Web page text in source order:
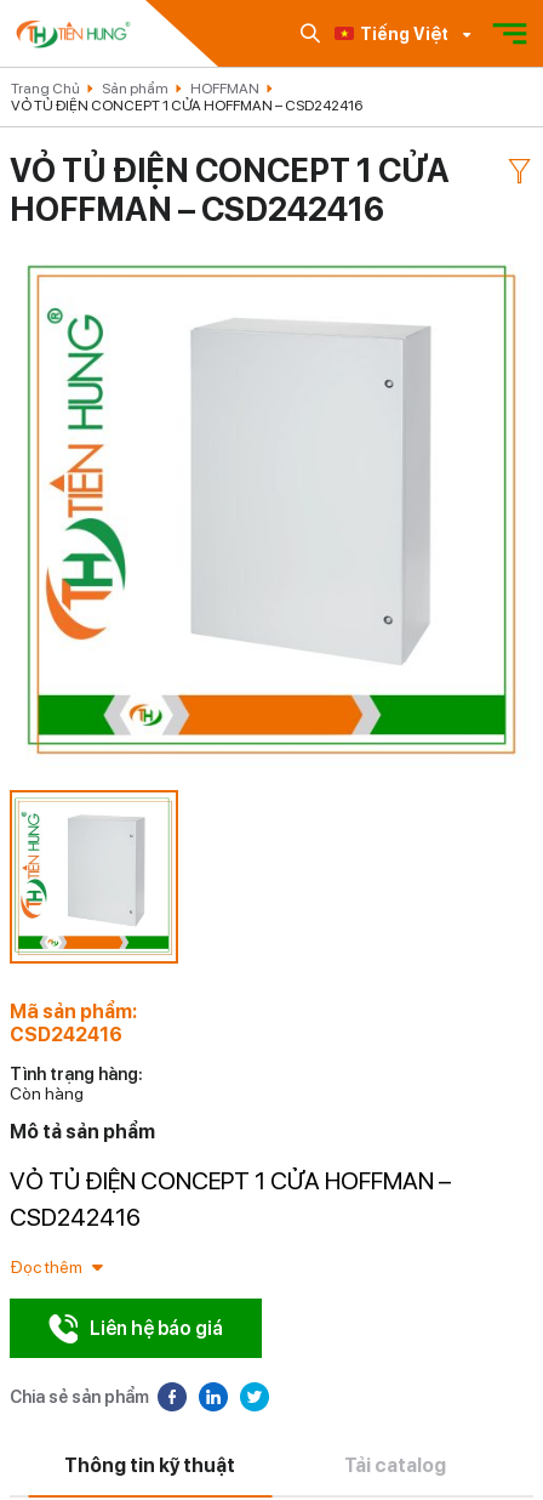
Tiếng Việt
Trang Chủ Sản phẩm
HOFFMAN
VỎ TỦ ĐIỆN CONCEPT 1 CỬA HOFFMAN – CSD242416
VỎ TỦ ĐIỆN CONCEPT 1 CỬA
HOFFMAN – CSD242416
Mã sản phẩm:
CSD242416
Tình trạng hàng:
Còn hàng
Mô tả sản phẩm
VỎ TỦ ĐIỆN CONCEPT 1 CỬA HOFFMAN –
CSD242416
Đọc thêm
Liên hệ báo giá
Chia sẻ sản phẩm
Thông tin kỹ thuật Tải catalog